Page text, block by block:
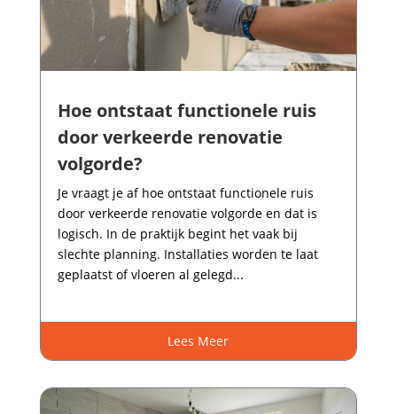
Hoe ontstaat functionele ruis
door verkeerde renovatie
volgorde?
Je vraagt je af hoe ontstaat functionele ruis
door verkeerde renovatie volgorde en dat is
logisch.​ In de praktijk begint het vaak bij
slechte planning.​ Installaties worden te laat
geplaatst of vloeren al gelegd...
Lees Meer